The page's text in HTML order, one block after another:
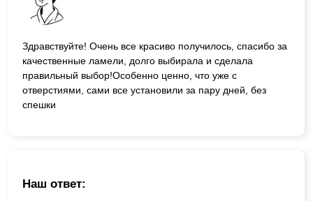
Здравствуйте! Очень все красиво получилось, спасибо за
качественные ламели, долго выбирала и сделала
правильный выбор!Особенно ценно, что уже с
отверстиями, сами все установили за пару дней, без
спешки
Наш ответ: